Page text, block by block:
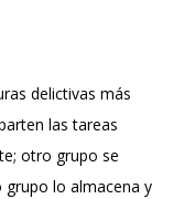
delictivas más
las tareas
otro grupo se
lo almacena y